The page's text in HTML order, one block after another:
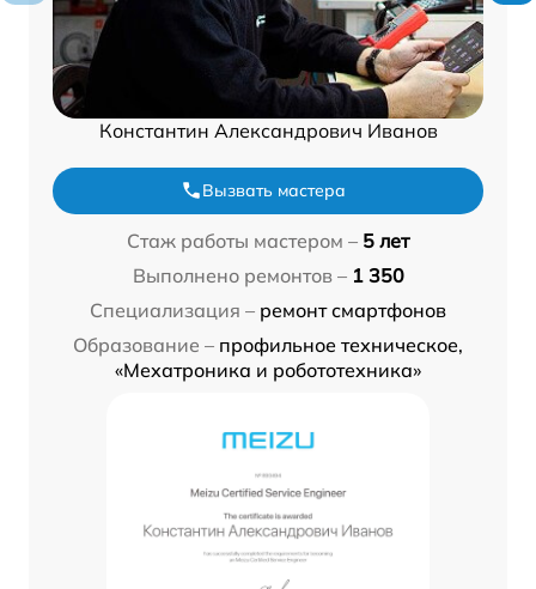
Константин Александрович Иванов
Вызвать мастера
Стаж работы мастером – 5 лет
Выполнено ремонтов – 1 350
Специализация – ремонт смартфонов
Образование – профильное техническое,
«Мехатроника и робототехника»